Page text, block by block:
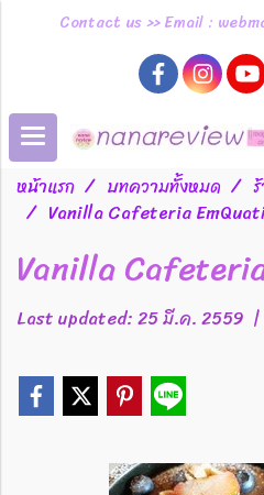
Contact us >> Email :
หน้าแรก บทความทั้งหมด
Vanilla Cafeteria
Vanilla
Last updated: 25 มี.ค. 2559 |